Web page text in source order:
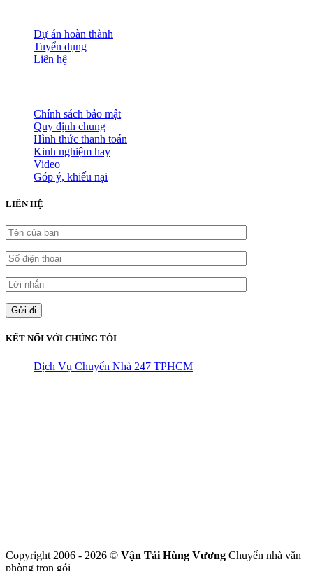
Dự án hoàn thành
Tuyển dụng
Liên hệ
Chính sách bảo mật
Quy định chung
Hình thức thanh toán
Kinh nghiệm hay
Video
Góp ý, khiếu nại
LIÊN HỆ
KẾT NỐI VỚI CHÚNG TÔI
Dịch Vụ Chuyển Nhà 247 TPHCM
Copyright 2006 - 2026 © Vận Tải Hùng Vương Chuyển nhà văn
phòng trọn gói